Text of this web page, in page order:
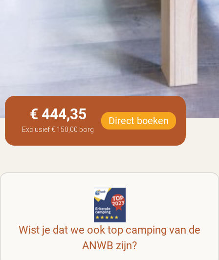
Exclusief€ 150,00 borg
€ 444,35 Direct boeken
Wist je dat we ook top camping van de
ANWB zijn?